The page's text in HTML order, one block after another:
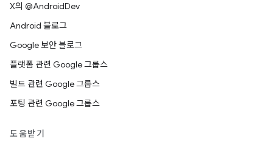
X의 @AndroidDev
Android 블로그
Google 보안 블로그
플랫폼 관련 Google 그룹스
빌드 관련 Google 그룹스
포팅 관련 Google 그룹스
도움받기